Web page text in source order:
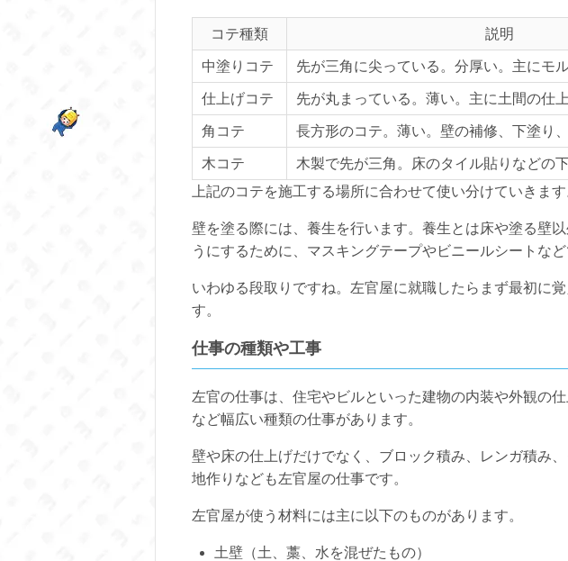
コテ種類 説明
中塗りコテ 先が三角に尖っている。分厚い。主にモ
仕上げコテ 先が丸まっている。薄い。主に土間の仕上
角コテ 長方形のコテ。薄い。壁の補修、下塗り
木コテ
木製で先が三角。床のタイル貼りなどの
上記のコテを施工する場所に合わせて使い分けていきます
壁を塗る際には、養生を行います。養生とは床や塗る壁
うにするために、マスキングテープやビニールシートなど
いわゆる段取りですね。左官屋に就職したらまず最初に
す。
仕事の種類や工事
左官の仕事は、住宅やビルといった建物の内装や外観の
など幅広い種類の仕事があります。
壁や床の仕上げだけでなく、ブロック積み、レンガ積み
地作りなども左官屋の仕事です。
左官屋が使う材料には主に以下のものがあります。
土壁（土、藁、水を混ぜたもの）